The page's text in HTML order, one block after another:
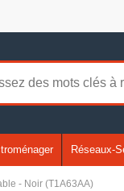
Réseaux-
- Noir (T1A63AA)